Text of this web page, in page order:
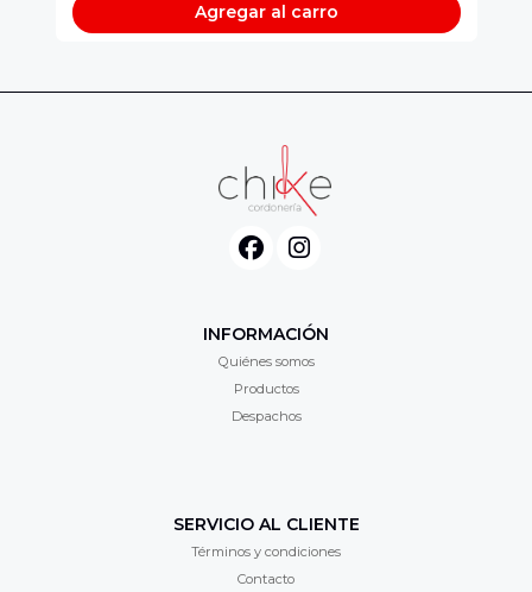
Agregar al carro
INFORMACIÓN
Quiénes somos
Productos
Despachos
SERVICIO AL CLIENTE
Términos y condiciones
Contacto